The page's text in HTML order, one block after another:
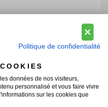
Politique de confidentialité
données de nos visiteurs,
personnalisé et vous faire vivre
sur les cookies que